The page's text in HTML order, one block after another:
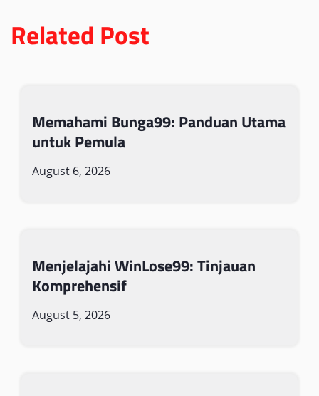
Related Post
Memahami Bunga99: Panduan Utama
untuk Pemula
August 6, 2026
Menjelajahi WinLose99: Tinjauan
Komprehensif
August 5, 2026